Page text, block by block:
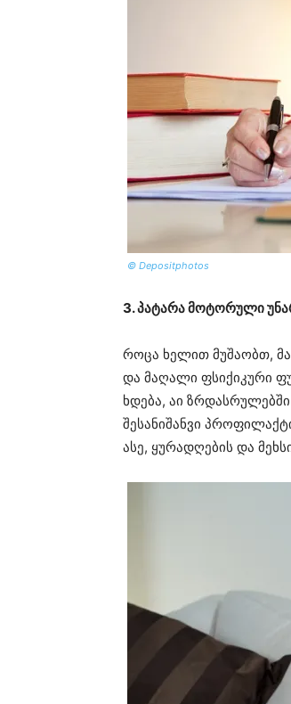
© Depositphotos
3. პატარა მოტორული
როცა ხელით მუშაობთ,
და მაღალი ფსიქიკური
ხდება, აი
შესანიშანვი
ასე, ყურადღების და